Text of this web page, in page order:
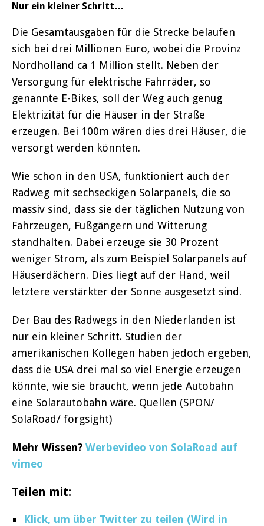
Nur ein kleiner Schritt…
Die Gesamtausgaben für die Strecke belaufen
sich bei drei Millionen Euro, wobei die Provinz
Nordholland ca 1 Million stellt. Neben der
Versorgung für elektrische Fahrräder, so
genannte E-Bikes, soll der Weg auch genug
Elektrizität für die Häuser in der Straße
erzeugen. Bei 100m wären dies drei Häuser, die
versorgt werden könnten.
Wie schon in den USA, funktioniert auch der
Radweg mit sechseckigen Solarpanels, die so
massiv sind, dass sie der täglichen Nutzung von
Fahrzeugen, Fußgängern und Witterung
standhalten. Dabei erzeuge sie 30 Prozent
weniger Strom, als zum Beispiel Solarpanels auf
Häuserdächern. Dies liegt auf der Hand, weil
letztere verstärkter der Sonne ausgesetzt sind.
Der Bau des Radwegs in den Niederlanden ist
nur ein kleiner Schritt. Studien der
amerikanischen Kollegen haben jedoch ergeben,
dass die USA drei mal so viel Energie erzeugen
könnte, wie sie braucht, wenn jede Autobahn
eine Solarautobahn wäre. Quellen (SPON/
SolaRoad/ forgsight)
Mehr Wissen? Werbevideo von SolaRoad auf
vimeo
Teilen mit:
Klick, um über Twitter zu teilen (Wird in